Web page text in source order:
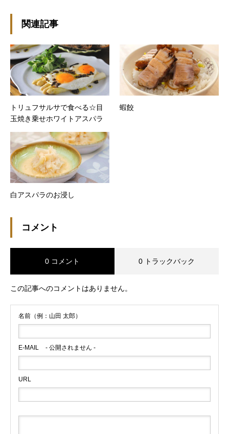
関連記事
トリュフサルサで食べる☆目
玉焼き乗せホワイトアスパラ
蝦餃
白アスパラのお浸し
コメント
0 コメント 0 トラックバック
この記事へのコメントはありません。
名前（例：山田 太郎）
E-MAIL - 公開されません -
URL